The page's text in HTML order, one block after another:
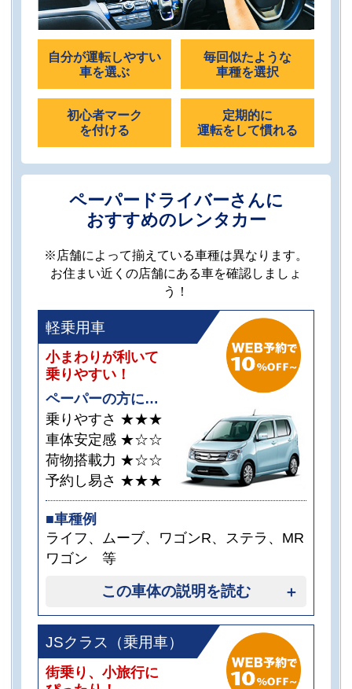
自分が運転しやすい
車を選ぶ
毎回似たような
車種を選択
初心者マーク
を付ける
定期的に
運転をして慣れる
ペーパードライバーさんに
おすすめのレンタカー
※店舗によって揃えている車種は異なります。
お住まい近くの店舗にある車を確認しましょ
う！
軽乗用車
小まわりが利いて
乗りやすい！
ペーパーの方に…
乗りやすさ ★★★
車体安定感 ★☆☆
荷物搭載力 ★☆☆
予約し易さ ★★★
■車種例
ライフ、ムーブ、ワゴンR、ステラ、MR
ワゴン 等
この車体の説明を読む
JSクラス（乗用車）
街乗り、小旅行に